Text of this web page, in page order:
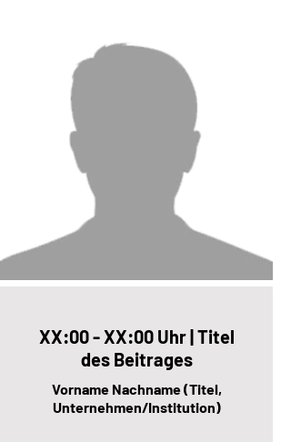
XX:00 - XX:00 Uhr | Titel
des Beitrages
Vorname Nachname (Titel,
Unternehmen/Institution)